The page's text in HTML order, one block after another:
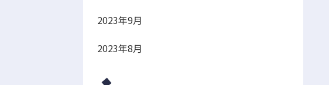
2023年9月
2023年8月